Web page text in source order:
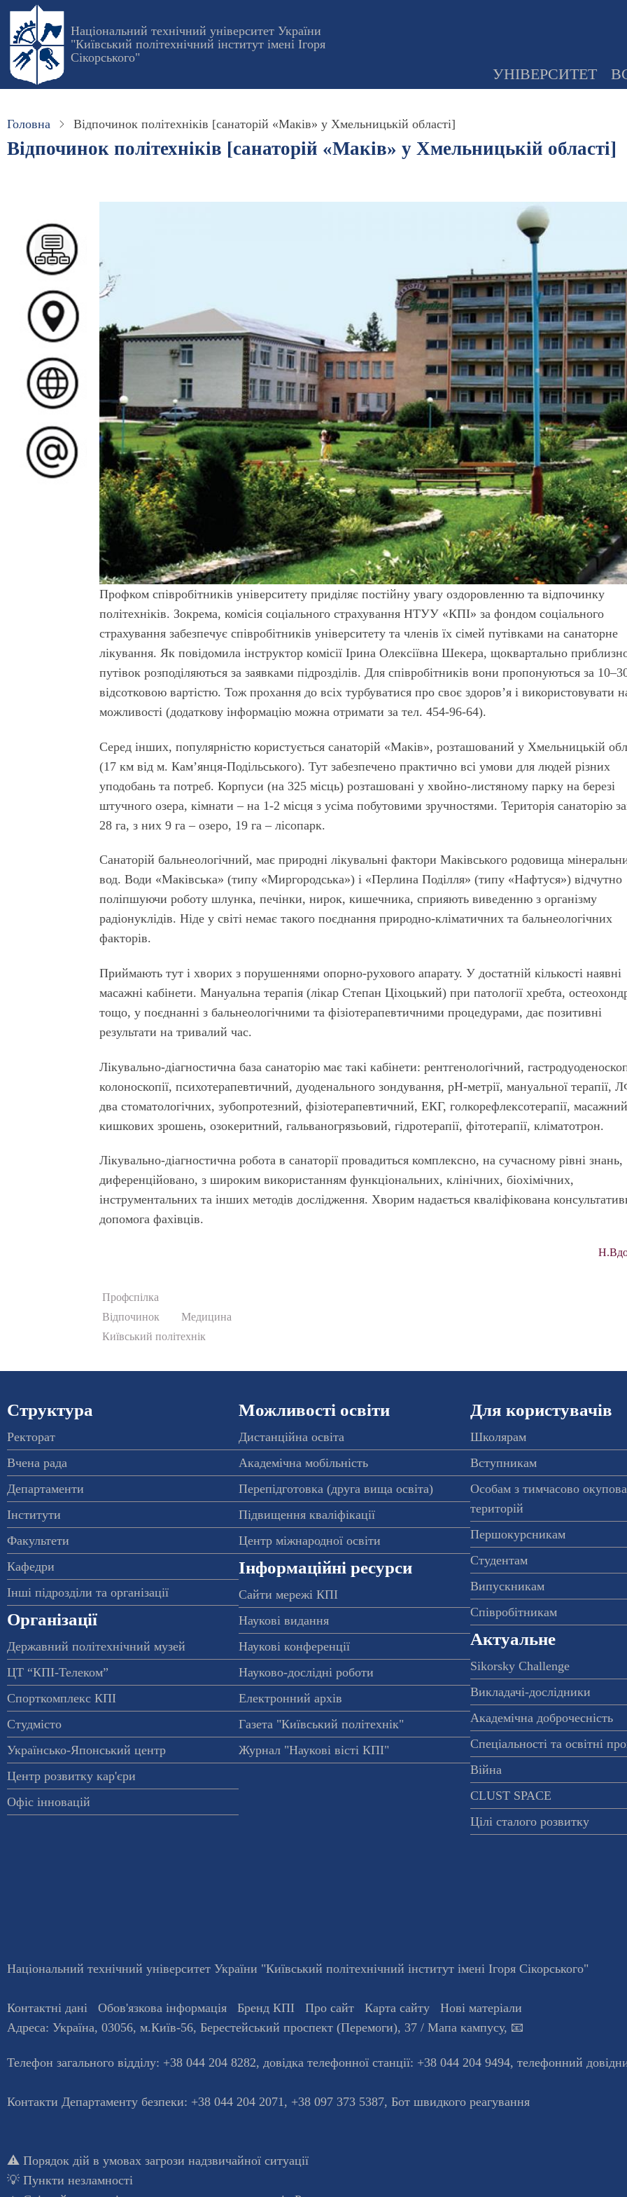
Перейти
основного
вмісту
Національний технічний університет України
"Київський політехнічний інститут імені Ігоря
Сікорського"
УНІВЕРСИТЕТ
Головна Відпочинок політехніків [санаторій «Маків» у Хмельницькій області]
Відпочинок політехніків [санаторій «Маків» у Хмельницькій області]
Профком співробітників університету приділяє постійну увагу оздоровленню та відпочинку
політехніків. Зокрема, комісія соціального страхування НТУУ «КПІ» за фондом соціального
страхування забезпечує співробітників університету та членів їх сімей путівками на санаторне
лікування. Як повідомила інструктор комісії Ірина Олексіївна Шекера, щоквартально
путівок розподіляються за заявками підрозділів. Для співробітників вони пропонуються за
відсотковою вартістю. Тож прохання до всіх турбуватися про своє здоров’я і використовувати
можливості (додаткову інформацію можна отримати за тел. 454-96-64).
Серед інших, популярністю користується санаторій «Маків», розташований у Хмельницькій
(17 км від м. Кам’янця-Подільського). Тут забезпечено практично всі умови для людей різних
уподобань та потреб. Корпуси (на 325 місць) розташовані у хвойно-листяному парку на березі
штучного озера, кімнати – на 1-2 місця з усіма побутовими зручностями. Територія санаторію
28 га, з них 9 га – озеро, 19 га – лісопарк.
Санаторій бальнеологічний, має природні лікувальні фактори Маківського родовища
вод. Води «Маківська» (типу «Миргородська») і «Перлина Поділля» (типу «Нафтуся») відчутно
поліпшуючи роботу шлунка, печінки, нирок, кишечника, сприяють виведенню з організму
радіонуклідів. Ніде у світі немає такого поєднання природно-кліматичних та бальнеологічних
факторів.
Приймають тут і хворих з порушеннями опорно-рухового апарату. У достатній кількості наявні
масажні кабінети. Мануальна терапія (лікар Степан Ціхоцький) при патології хребта,
тощо, у поєднанні з бальнеологічними та фізіотерапевтичними процедурами, дає позитивні
результати на тривалий час.
Лікувально-діагностична база санаторію має такі кабінети: рентгенологічний,
колоноскопії, психотерапевтичний, дуоденального зондування, рН-метрії, мануальної терапії,
два стоматологічних, зубопротезний, фізіотерапевтичний, ЕКГ, голкорефлексотерапії,
кишкових зрошень, озокеритний, гальваногрязьовий, гідротерапії, фітотерапії, кліматотрон.
Лікувально-діагностична робота в санаторії провадиться комплексно, на сучасному рівні знань,
диференційовано, з широким використанням функціональних, клінічних, біохімічних,
інструментальних та інших методів дослідження. Хворим надається кваліфікована
допомога фахівців.
Профспілка
Відпочинок
Медицина
Київський політехнік
Структура
Ректорат
Вчена рада
Департаменти
Інститути
Факультети
Кафедри
Інші підрозділи та організації
Організації
Державний політехнічний музей
ЦТ “КПІ-Телеком”
Спорткомплекс КПІ
Студмісто
Українсько-Японський центр
Центр розвитку кар'єри
Офіс інновацій
Можливості освіти
Дистанційна освіта
Академічна мобільність
Перепідготовка (друга вища освіта)
Підвищення кваліфікації
Центр міжнародної освіти
Інформаційні ресурси
Сайти мережі КПІ
Наукові видання
Наукові конференції
Науково-дослідні роботи
Електронний архів
Газета "Київський політехнік"
Журнал "Наукові вісті КПІ"
Для користувачів
Школярам
Вступникам
Особам з тимчасово
територій
Першокурсникам
Студентам
Випускникам
Співробітникам
Актуальне
Sikorsky Challenge
Викладачі-дослідники
Академічна доброчесність
Спеціальності та освітні
Війна
CLUST SPACE
Цілі сталого розвитку
Національний технічний університет України "Київський політехнічний інститут імені Ігоря Сікорського"
Контактні дані Обов'язкова інформація Бренд КПІ Про сайт Карта сайту
Нові матеріали
Адреса: Україна, 03056, м.Київ-56, Берестейський проспект (Перемоги), 37 / Мапа кампусу, 📧
Телефон загального відділу: +38 044 204 8282, довiдка телефонної станцiї: +38 044 204 9494, телефонний
Контакти Департаменту безпеки: +38 044 204 2071, +38 097 373 5387, Бот швидкого реагування
⚠️ Порядок дій в умовах загрози надзвичайної ситуації
💡 Пункти незламності